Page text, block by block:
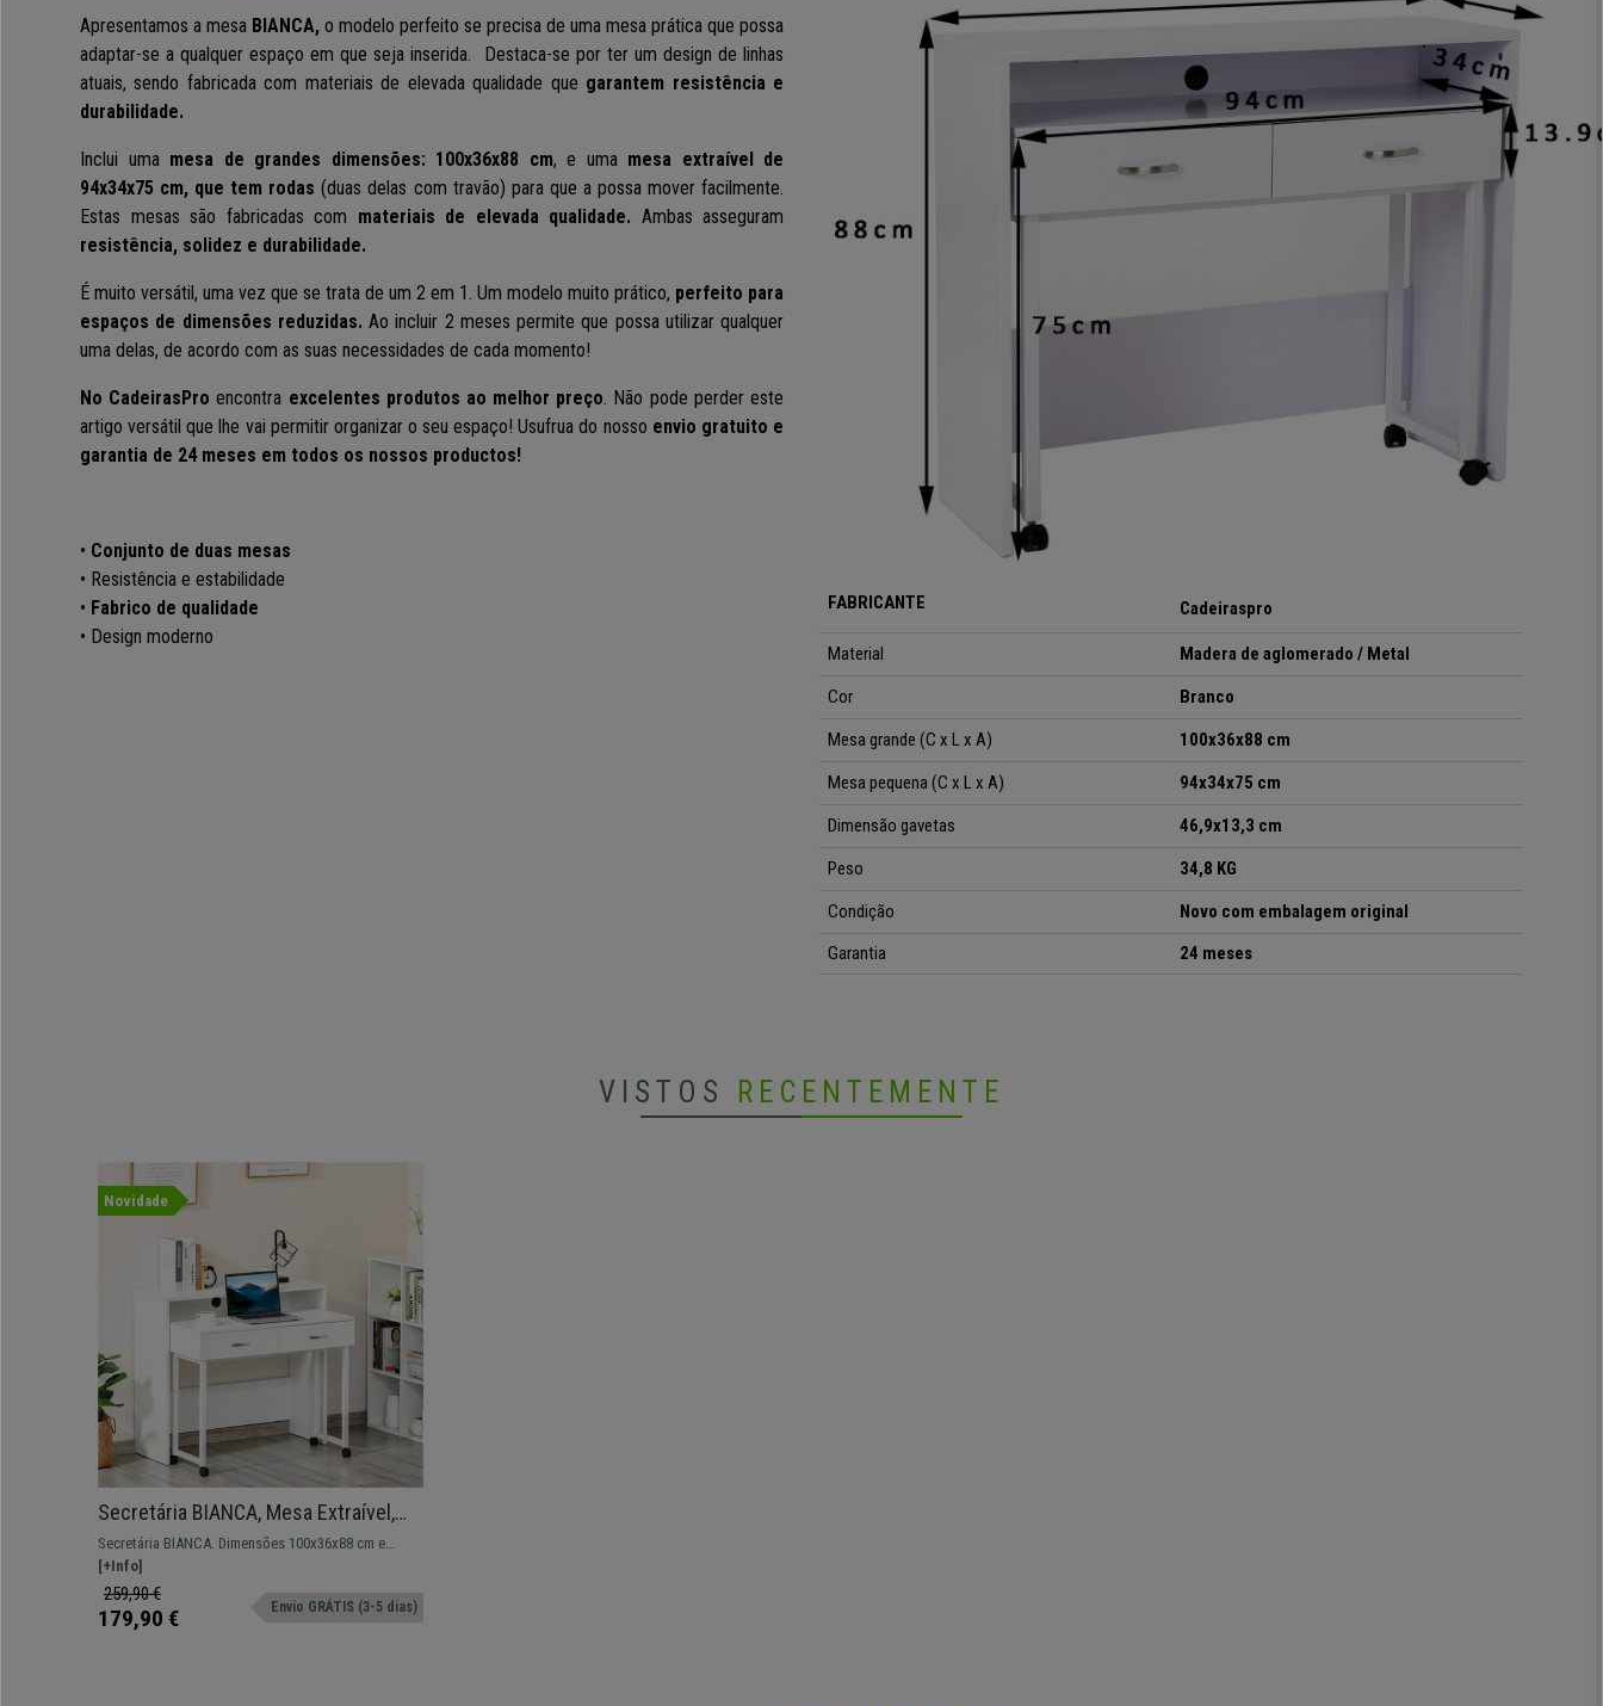
Apresentamos a mesa BIANCA, o modelo perfeito se precisa de uma mesa prática que possa
adaptar-se a qualquer espaço em que seja inserida. Destaca-se por ter um design de linhas
atuais, sendo fabricada com materiais de elevada qualidade que garantem resistência e
durabilidade.
Inclui uma mesa de grandes dimensões: 100x36x88 cm, e umamesa extraível de
94x34x75 cm, que tem rodas(duas delas com travão) para que a possa mover facilmente.
Estas mesas são fabricadas com materiais de elevada qualidade. Ambas asseguram
resistência, solidez e durabilidade.
É muito versátil, uma vez que se trata de um 2 em 1. Um modelo muito prático, perfeito para
espaços de dimensões reduzidas. Ao incluir 2 meses permite que possa utilizar qualquer
uma delas, de acordo com as suas necessidades de cada momento!
No CadeirasPro encontra excelentes produtos ao melhor preço. Não pode perder este
artigo versátil que lhe vai permitir organizar o seu espaço! Usufrua do nosso envio gratuito e
garantia de 24 meses em todos os nossos productos!
• Conjunto de duas mesas
• Resistência e estabilidade
• Fabrico de qualidade
• Design moderno
FABRICANTE Cadeiraspro
Material
Madera de aglomerado / Metal
Cor
Branco
Mesa grande (C x L x A)
100x36x88 cm
Mesa pequena(C x L x A)
94x34x75 cm
Dimensão gavetas
46,9x13,3 cm
Peso
34,8 KG
Condição
Novo com embalagem original
Garantia
24 meses
VISTOS RECENTEMENTE
Novidade
Secretária BIANCA, Mesa Extraível,
Prática e Versátil, Em Madeira, Cor
Branco
Secretária BIANCA. Dimensões 100x36x88 cm e
94x34x75 cm. Modelo de design simples que
combina perfeitamente a sua utilidade com o
espaço envolvente.
[+Info]
259,90 €
179,90 € Envio GRÁTIS (3-5 dias)